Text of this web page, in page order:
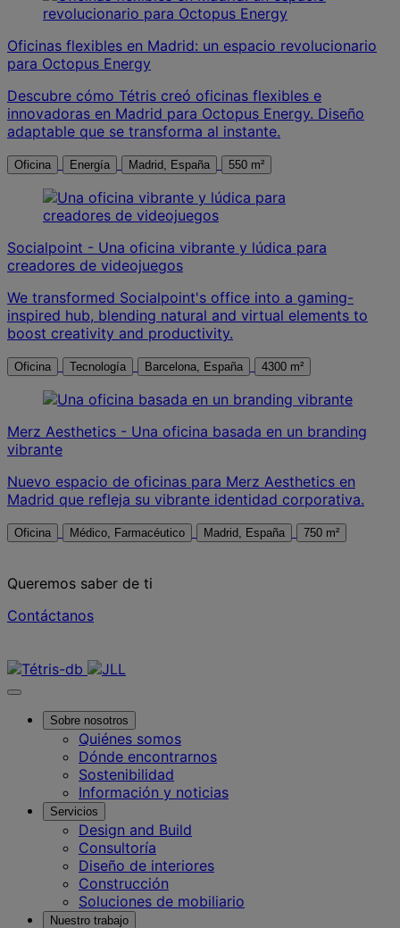
Oficinas flexibles en Madrid: un espacio revolucionario
para Octopus Energy
Descubre cómo Tétris creó oficinas flexibles e
innovadoras en Madrid para Octopus Energy. Diseño
adaptable que se transforma al instante.
Oficina Energía Madrid, España 550 m²
Socialpoint - Una oficina vibrante y lúdica para
creadores de videojuegos
We transformed Socialpoint's office into a gaming-
inspired hub, blending natural and virtual elements to
boost creativity and productivity.
Oficina Tecnología Barcelona, España 4300 m²
Merz Aesthetics - Una oficina basada en un branding
vibrante
Nuevo espacio de oficinas para Merz Aesthetics en
Madrid que refleja su vibrante identidad corporativa.
Oficina Médico, Farmacéutico Madrid, España 750 m²
Queremos saber de ti
Contáctanos
Sobre nosotros
Quiénes somos
Dónde encontrarnos
Sostenibilidad
Información y noticias
Servicios
Design and Build
Consultoría
Diseño de interiores
Construcción
Soluciones de mobiliario
Nuestro trabajo